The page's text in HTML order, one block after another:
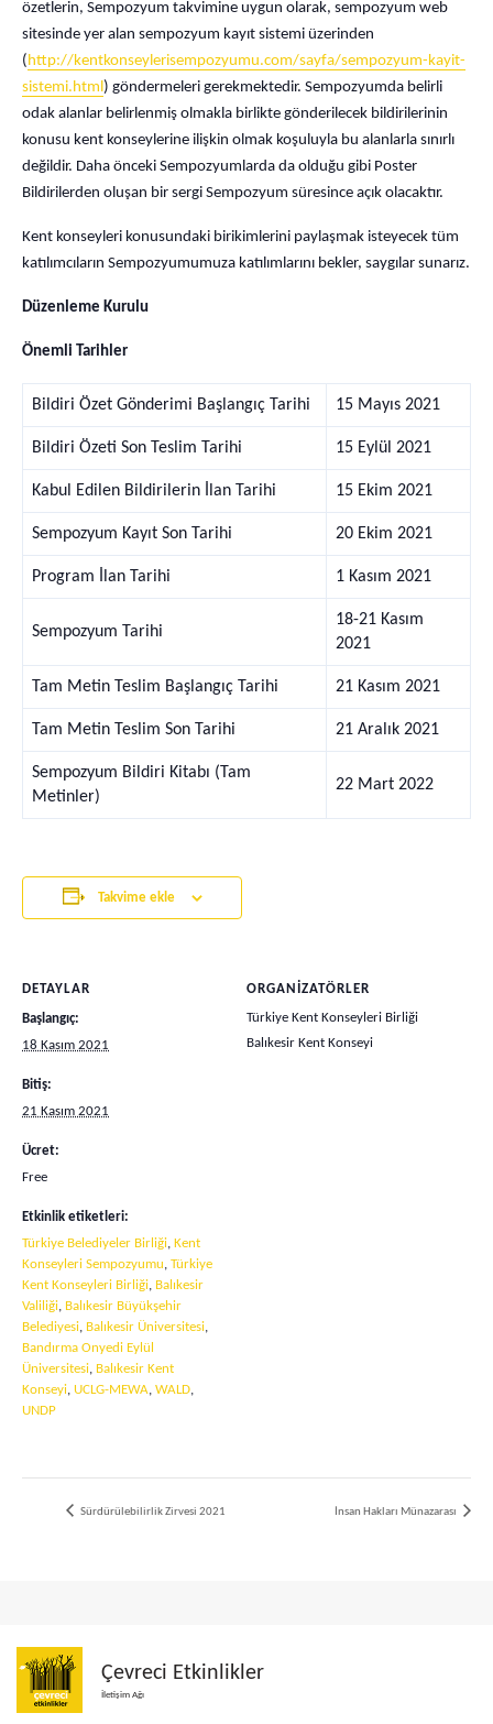
özetlerin, Sempozyum takvimine uygun olarak, sempozyum web
sitesinde yer alan sempozyum kayıt sistemi üzerinden
(http://kentkonseylerisempozyumu.com/sayfa/sempozyum-kayit-
sistemi.html) göndermeleri gerekmektedir. Sempozyumda belirli
odak alanlar belirlenmiş olmakla birlikte gönderilecek bildirilerinin
konusu kent konseylerine ilişkin olmak koşuluyla bu alanlarla sınırlı
değildir. Daha önceki Sempozyumlarda da olduğu gibi Poster
Bildirilerden oluşan bir sergi Sempozyum süresince açık olacaktır.
Kent konseyleri konusundaki birikimlerini paylaşmak isteyecek tüm
katılımcıların Sempozyumumuza katılımlarını bekler, saygılar sunarız.
Düzenleme Kurulu
Önemli Tarihler
Bildiri Özet Gönderimi Başlangıç Tarihi 15 Mayıs 2021
Bildiri Özeti Son Teslim Tarihi 15 Eylül 2021
Kabul Edilen Bildirilerin İlan Tarihi 15 Ekim 2021
Sempozyum Kayıt Son Tarihi 20 Ekim 2021
Program İlan Tarihi 1 Kasım 2021
Sempozyum Tarihi
18-21 Kasım
2021
Tam Metin Teslim Başlangıç Tarihi 21 Kasım 2021
Tam Metin Teslim Son Tarihi 21 Aralık 2021
Sempozyum Bildiri Kitabı (Tam
Metinler)
22 Mart 2022
Takvime ekle
DETAYLAR
Başlangıç:
18 Kasım 2021
Bitiş:
21 Kasım 2021
Ücret:
Free
Etkinlik etiketleri:
Türkiye Belediyeler Birliği, Kent
Konseyleri Sempozyumu, Türkiye
Kent Konseyleri Birliği, Balıkesir
Valiliği, Balıkesir Büyükşehir
Belediyesi, Balıkesir Üniversitesi,
Bandırma Onyedi Eylül
Üniversitesi, Balıkesir Kent
Konseyi, UCLG-MEWA, WALD,
UNDP
ORGANIZATÖRLER
Türkiye Kent Konseyleri Birliği
Balıkesir Kent Konseyi
Sürdürülebilirlik Zirvesi 2021 İnsan Hakları Münazarası
Çevreci Etkinlikler
İletişim Ağı